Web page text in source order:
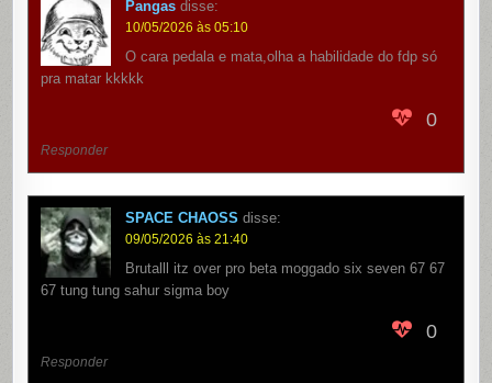
Pangas disse:
10/05/2026 às 05:10
O cara pedala e mata,olha a habilidade do fdp só
pra matar kkkkk
0
Responder
SPACE CHAOSS disse:
09/05/2026 às 21:40
Brutalll itz over pro beta moggado six seven 67 67
67 tung tung sahur sigma boy
0
Responder